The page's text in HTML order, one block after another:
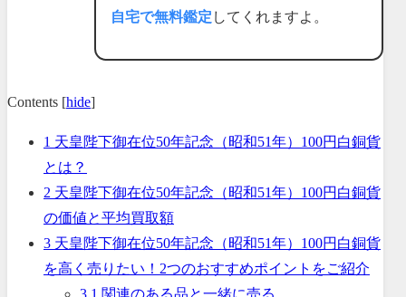
自宅で無料鑑定 してくれますよ。
Contents [hide]
1 天皇陛下御在位50年記念（昭和51年）100円白銅貨
とは？
2 天皇陛下御在位50年記念（昭和51年）100円白銅貨
の価値と平均買取額
3 天皇陛下御在位50年記念（昭和51年）100円白銅貨
を高く売りたい！2つのおすすめポイントをご紹介
3.1 関連のある品と一緒に売る